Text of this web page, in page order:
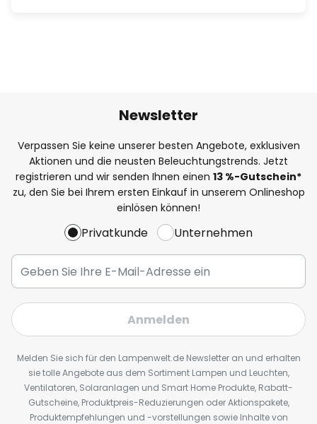
Newsletter
Verpassen Sie keine unserer besten Angebote, exklusiven
Aktionen und die neusten Beleuchtungstrends. Jetzt
registrieren und wir senden Ihnen einen 13 %-Gutschein*
zu, den Sie bei Ihrem ersten Einkauf in unserem Onlineshop
einlösen können!
Privatkunde Unternehmen
Anmelden
Melden Sie sich für den Lampenwelt.de Newsletter an und erhalten
sie tolle Angebote aus dem Sortiment Lampen und Leuchten,
Ventilatoren, Solaranlagen und Smart Home Produkte, Rabatt-
Gutscheine, Produktpreis-Reduzierungen oder Aktionspakete,
Produktempfehlungen und -vorstellungen sowie Inhalte von